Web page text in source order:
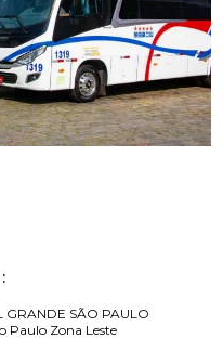
GRANDE SÃO PAULO
Paulo Zona Leste